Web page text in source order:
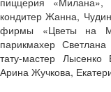
кондитер Жанна,
фирмы «Цветы на
парикмахер
тату-мастер Лысенко
Арина Жучкова,